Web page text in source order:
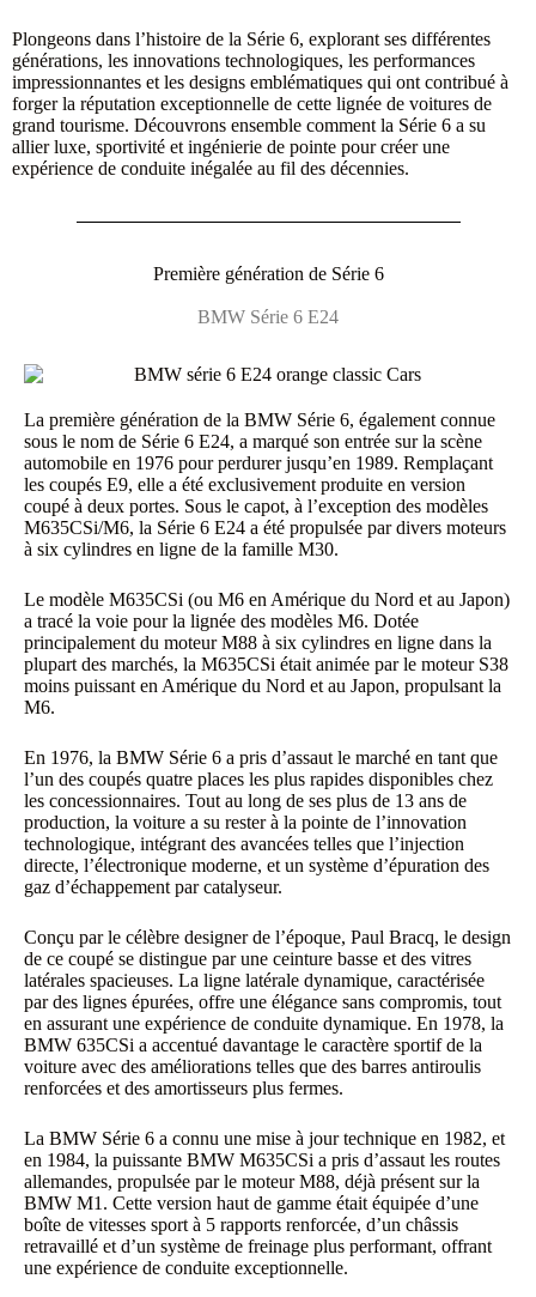
Plongeons dans l’histoire de la Série 6, explorant ses différentes
générations, les innovations technologiques, les performances
impressionnantes et les designs emblématiques qui ont contribué à
forger la réputation exceptionnelle de cette lignée de voitures de
grand tourisme. Découvrons ensemble comment la Série 6 a su
allier luxe, sportivité et ingénierie de pointe pour créer une
expérience de conduite inégalée au fil des décennies.
Première génération de Série 6
BMW Série 6 E24
La première génération de la BMW Série 6, également connue
sous le nom de Série 6 E24, a marqué son entrée sur la scène
automobile en 1976 pour perdurer jusqu’en 1989. Remplaçant
les coupés E9, elle a été exclusivement produite en version
coupé à deux portes. Sous le capot, à l’exception des modèles
M635CSi/M6, la Série 6 E24 a été propulsée par divers moteurs
à six cylindres en ligne de la famille M30.
Le modèle M635CSi (ou M6 en Amérique du Nord et au Japon)
a tracé la voie pour la lignée des modèles M6. Dotée
principalement du moteur M88 à six cylindres en ligne dans la
plupart des marchés, la M635CSi était animée par le moteur S38
moins puissant en Amérique du Nord et au Japon, propulsant la
M6.
En 1976, la BMW Série 6 a pris d’assaut le marché en tant que
l’un des coupés quatre places les plus rapides disponibles chez
les concessionnaires. Tout au long de ses plus de 13 ans de
production, la voiture a su rester à la pointe de l’innovation
technologique, intégrant des avancées telles que l’injection
directe, l’électronique moderne, et un système d’épuration des
gaz d’échappement par catalyseur.
Conçu par le célèbre designer de l’époque, Paul Bracq, le design
de ce coupé se distingue par une ceinture basse et des vitres
latérales spacieuses. La ligne latérale dynamique, caractérisée
par des lignes épurées, offre une élégance sans compromis, tout
en assurant une expérience de conduite dynamique. En 1978, la
BMW 635CSi a accentué davantage le caractère sportif de la
voiture avec des améliorations telles que des barres antiroulis
renforcées et des amortisseurs plus fermes.
La BMW Série 6 a connu une mise à jour technique en 1982, et
en 1984, la puissante BMW M635CSi a pris d’assaut les routes
allemandes, propulsée par le moteur M88, déjà présent sur la
BMW M1. Cette version haut de gamme était équipée d’une
boîte de vitesses sport à 5 rapports renforcée, d’un châssis
retravaillé et d’un système de freinage plus performant, offrant
une expérience de conduite exceptionnelle.